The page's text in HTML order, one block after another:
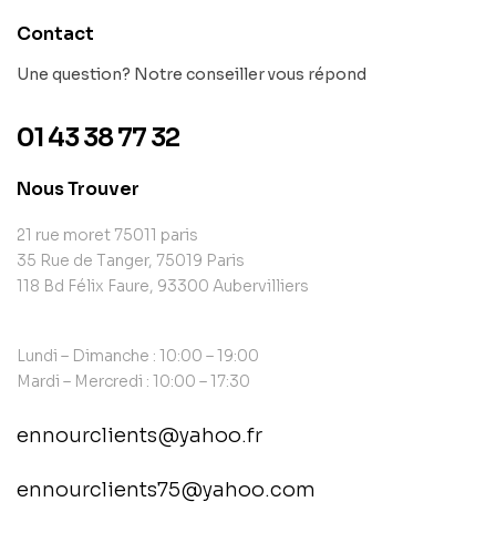
Contact
Une question? Notre conseiller vous répond
01 43 38 77 32
Nous Trouver
21 rue moret 75011 paris
35 Rue de Tanger, 75019 Paris
118 Bd Félix Faure, 93300 Aubervilliers
Lundi – Dimanche : 10:00 – 19:00
Mardi – Mercredi : 10:00 – 17:30
ennourclients@yahoo.fr
ennourclients75@yahoo.com